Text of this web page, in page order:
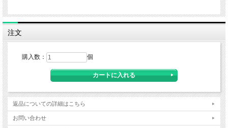
注文
購入数： 個
返品についての詳細はこちら
お問い合わせ